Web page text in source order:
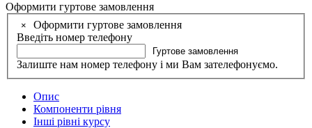
Оформити гуртове замовлення
×
Оформити гуртове замовлення
Введіть номер телефону
Гуртове замовлення
Залиште нам номер телефону і ми Вам зателефонуємо.
Опис
Компоненти рівня
Інші рівні курсу